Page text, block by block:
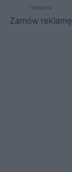
reklama
Zamów reklamę